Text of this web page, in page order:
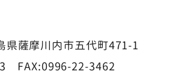
県薩摩川内市五代町471-1
FAX:0996-22-3462